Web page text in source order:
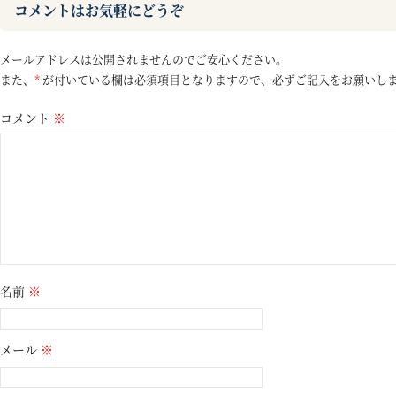
コメントはお気軽にどうぞ
メールアドレスは公開されませんのでご安心ください。
また、 * が付いている欄は必須項目となりますので、必ずご記入をお願いし
コメント ※
名前 ※
メール ※